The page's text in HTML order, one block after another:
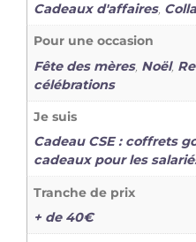
Cadeaux d'affaires,
Pour une occasion
Fête des mères, Noël,
célébrations
Je suis
Cadeau CSE : coffrets
cadeaux pour les
Tranche de prix
+ de 40€